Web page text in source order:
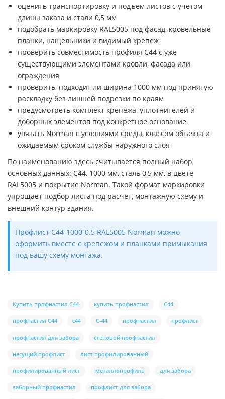
оценить транспортировку и подъем листов с учетом
длины заказа и стали 0,5 мм
подобрать маркировку RAL5005 под фасад, кровельные
планки, нащельники и видимый крепеж
проверить совместимость профиля С44 с уже
существующими элементами кровли, фасада или
ограждения
проверить, подходит ли ширина 1000 мм под принятую
раскладку без лишней подрезки по краям
предусмотреть комплект крепежа, уплотнителей и
доборных элементов под конкретное основание
увязать Norman с условиями среды, классом объекта и
ожидаемым сроком службы наружного слоя
По наименованию здесь считывается полный набор
основных данных: С44, 1000 мм, сталь 0,5 мм, в цвете
RAL5005 и покрытие Norman. Такой формат маркировки
упрощает подбор листа под расчет, монтажную схему и
внешний контур здания.
Профлист С44-1000-0.5 RAL5005 Norman можно
оформить вместе с крепежом и планками примыкания
под вашу схему монтажа.
Купить профнастил С44 купить профнастил С44
профнастил С44 с44 С-44 профнастил профлист
профнастил для забора стеновой профнастил
несущий профлист лист профилированный
профилированный лист металлопрофиль для забора
заборный профнастил профлист для забора